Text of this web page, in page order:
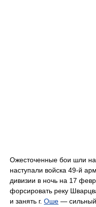
Ожесточенные бои шли
наступали войска 49-й
дивизии в ночь на 17
форсировать реку
и занять г. Оше — сильный